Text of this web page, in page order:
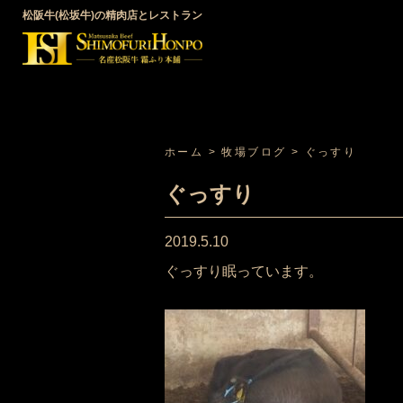
松阪牛(松坂牛)の精肉店とレストラン
ホーム >牧場ブログ > ぐっすり
ぐっすり
2019.5.10
ぐっすり眠っています。